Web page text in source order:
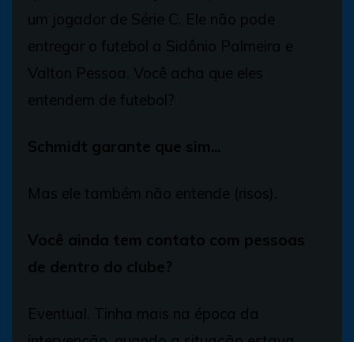
um jogador de Série C. Ele não pode
entregar o futebol a Sidônio Palmeira e
Valton Pessoa. Você acha que eles
entendem de futebol?
Schmidt garante que sim...
Mas ele também não entende (risos).
Você ainda tem contato com pessoas
de dentro do clube?
Eventual. Tinha mais na época da